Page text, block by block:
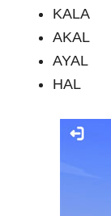
KALA
AKAL
AYAL
HAL